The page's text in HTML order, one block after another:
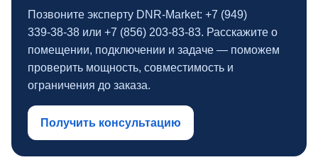
Позвоните эксперту DNR‑Market: +7 (949)
339‑38‑38 или +7 (856) 203‑83‑83. Расскажите о
помещении, подключении и задаче — поможем
проверить мощность, совместимость и
ограничения до заказа.
Получить консультацию